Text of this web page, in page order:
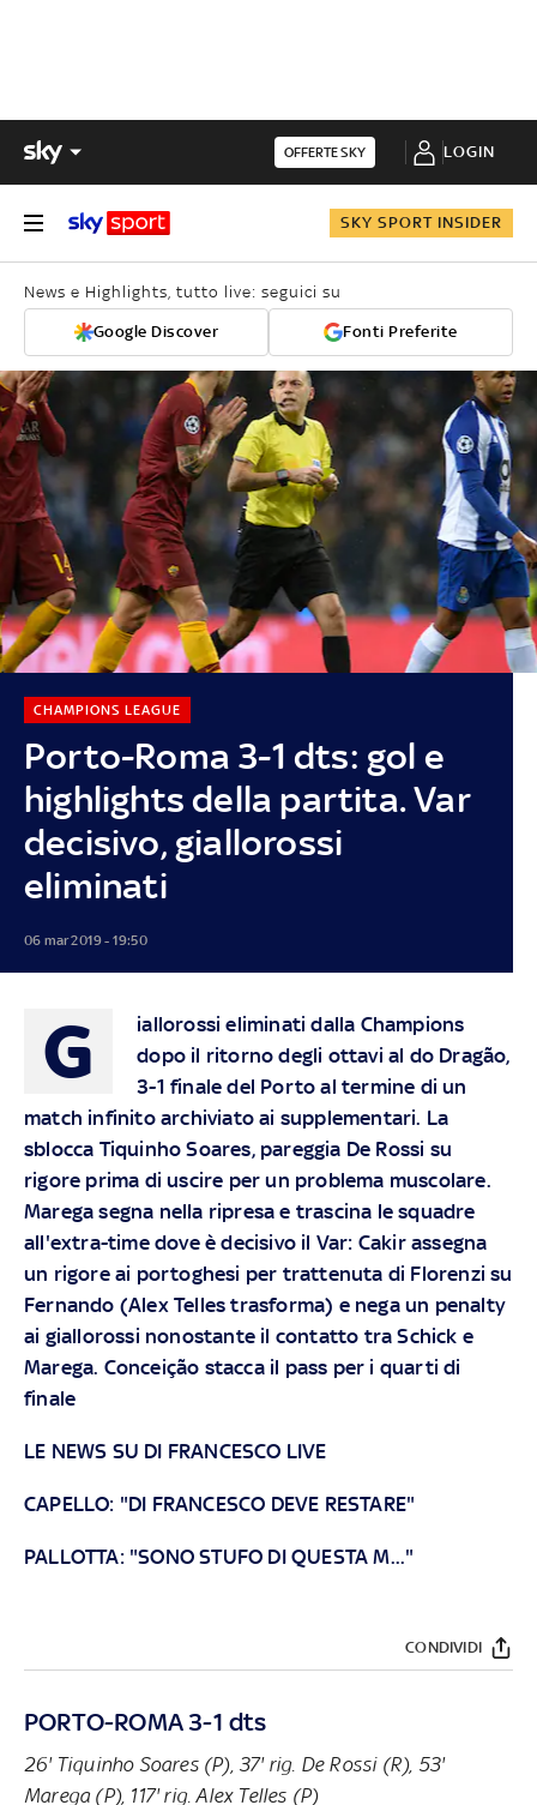
OFFERTE SKY LOGIN
SKY SPORT INSIDER
News e Highlights, tutto live: seguici su
Google Discover Fonti Preferite
Porto-Roma 3-1 dts: gol e
highlights della partita. Var
decisivo, giallorossi
eliminati
CHAMPIONS LEAGUE
06 mar 2019 - 19:50
G
iallorossi eliminati dalla Champions
dopo il ritorno degli ottavi al do Dragão,
3-1 finale del Porto al termine di un
match infinito archiviato ai supplementari. La
sblocca Tiquinho Soares, pareggia De Rossi su
rigore prima di uscire per un problema muscolare.
Marega segna nella ripresa e trascina le squadre
all'extra-time dove è decisivo il Var: Cakir assegna
un rigore ai portoghesi per trattenuta di Florenzi su
Fernando (Alex Telles trasforma) e nega un penalty
ai giallorossi nonostante il contatto tra Schick e
Marega. Conceição stacca il pass per i quarti di
finale
LE NEWS SU DI FRANCESCO LIVE
CAPELLO: "DI FRANCESCO DEVE RESTARE"
PALLOTTA: "SONO STUFO DI QUESTA M..."
CONDIVIDI
PORTO-ROMA 3-1 dts
26' Tiquinho Soares (P), 37' rig. De Rossi (R), 53'
Marega (P), 117' rig. Alex Telles (P)